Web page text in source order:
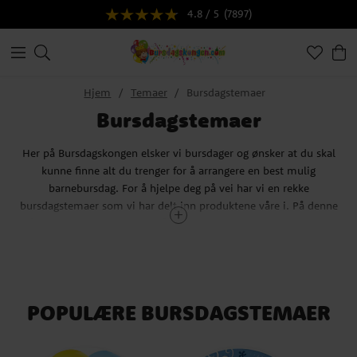
4.8 / 5 (7897)
Hjem Temaer Bursdagstemaer
Bursdagstemaer
Her på Bursdagskongen elsker vi bursdager og ønsker at du skal
kunne finne alt du trenger for å arrangere en best mulig
barnebursdag. For å hjelpe deg på vei har vi en rekke
bursdagstemaer som vi har delt inn produktene våre i. På denne
måten er det raskt og enkelt å finne alt som passer til temaet du
ulike idretter. Med vårt store sortiment vil du garantert kunne finne
noe som passer perfekt til din neste bursdag. For store
POPULÆRE BURSDAGSTEMAER